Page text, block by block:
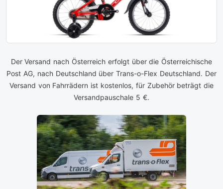
Der Versand nach Österreich erfolgt über die Österreichische
Post AG, nach Deutschland über Trans-o-Flex Deutschland. Der
Versand von Fahrrädern ist kostenlos, für Zubehör beträgt die
Versandpauschale 5 €.